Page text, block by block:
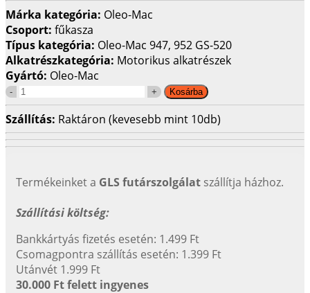
Márka kategória: Oleo-Mac
Csoport: fűkasza
Típus kategória: Oleo-Mac 947, 952 GS-520
Alkatrészkategória: Motorikus alkatrészek
Gyártó: Oleo-Mac
Szállítás: Raktáron (kevesebb mint 10db)
Termékeinket a GLS futárszolgálat szállítja házhoz.
Szállítási költség:
Bankkártyás fizetés esetén: 1.499 Ft
Csomagpontra szállítás esetén: 1.399 Ft
Utánvét 1.999 Ft
30.000 Ft felett ingyenes